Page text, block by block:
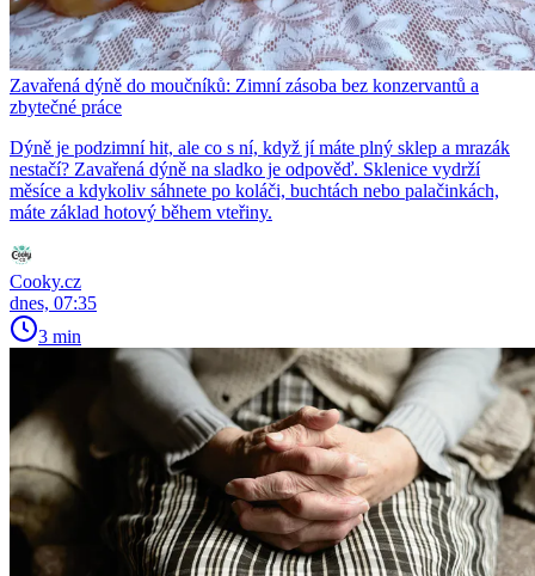
Zavařená dýně do moučníků: Zimní zásoba bez konzervantů a
zbytečné práce
Dýně je podzimní hit, ale co s ní, když jí máte plný sklep a mrazák
nestačí? Zavařená dýně na sladko je odpověď. Sklenice vydrží
měsíce a kdykoliv sáhnete po koláči, buchtách nebo palačinkách,
máte základ hotový během vteřiny.
Cooky.cz
dnes, 07:35
3 min